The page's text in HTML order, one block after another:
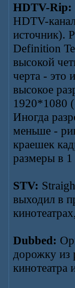
HDTV-Rip:
HDTV-
источник).
Definition
высокой
черта - это
высокое
1920*1080
Иногда
меньше -
краешек
размеры в
STV:
выходил в
Dubbed:
дорожку из
кинотеатра